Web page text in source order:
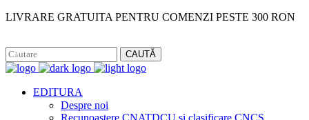
LIVRARE GRATUITA PENTRU COMENZI PESTE 300 RON
CAUTĂ
EDITURA
Despre noi
Recunoaștere CNATDCU și clasificare CNCS